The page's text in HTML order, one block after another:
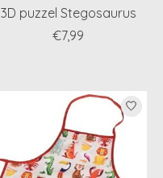
3D puzzel Stegosaurus
€7,99